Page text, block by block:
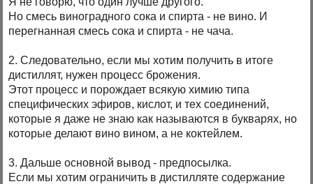
Но смесь виноградного сока и спирта - не вино. И
перегнанная смесь сока и спирта - не чача.
2. Следовательно, если мы хотим получить в итоге
дистиллят, нужен процесс брожения.
Этот процесс и порождает всякую химию типа
специфических эфиров, кислот, и тех соединений,
которые я даже не знаю как называются в букварях, но
которые делают вино вином, а не коктейлем.
3. Дальше основной вывод - предпосылка.
Если мы хотим ограничить в дистилляте содержание